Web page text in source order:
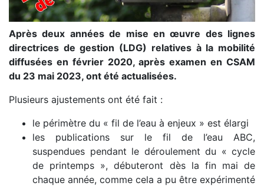
Après deux années de mise en œuvre des lignes
directrices de gestion (LDG) relatives à la mobilité
diffusées en février 2020, après examen en CSAM
du 23 mai 2023, ont été actualisées.
Plusieurs ajustements ont été fait :
le périmètre du « fil de l’eau à enjeux » est élargi
les publications sur le fil de l’eau ABC,
suspendues pendant le déroulement du « cycle
de printemps », débuteront dès la fin mai de
chaque année, comme cela a pu être expérimenté